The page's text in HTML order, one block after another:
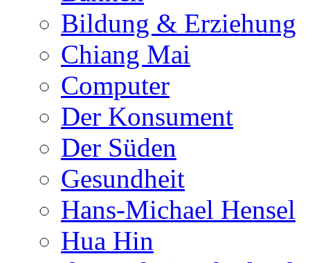
Bildung & Erziehung
Chiang Mai
Computer
Der Konsument
Der Süden
Gesundheit
Hans-Michael Hensel
Hua Hin